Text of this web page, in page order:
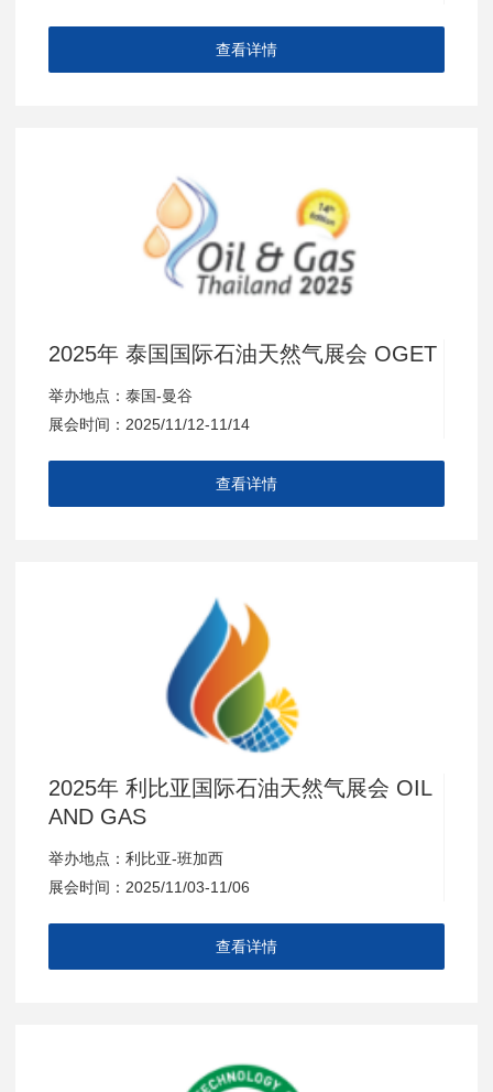
查看详情
2025年 泰国国际石油天然气展会 OGET
举办地点：泰国-曼谷
展会时间：2025/11/12-11/14
查看详情
2025年 利比亚国际石油天然气展会 OIL
AND GAS
举办地点：利比亚-班加西
展会时间：2025/11/03-11/06
查看详情